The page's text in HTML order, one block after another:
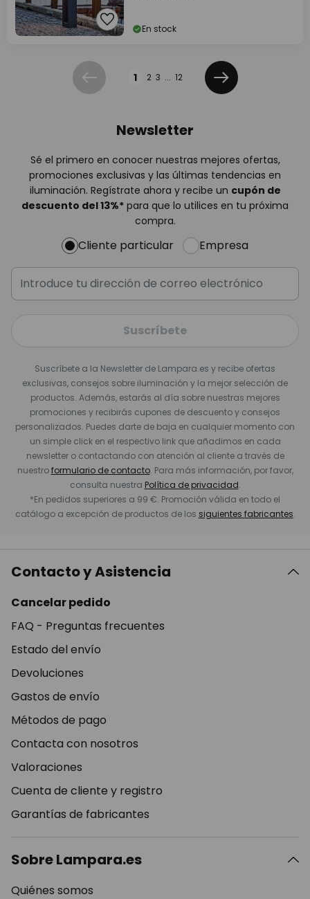
En stock
Anterior 1 2 3 ... 12
Siguiente
Newsletter
Sé el primero en conocer nuestras mejores ofertas,
promociones exclusivas y las últimas tendencias en
iluminación. Regístrate ahora y recibe un cupón de
descuento del13%* para que lo utilices en tu próxima
compra.
Cliente particular Empresa
Suscríbete
Suscríbete a la Newsletter de Lampara.es y recibe ofertas
exclusivas, consejos sobre iluminación y la mejor selección de
productos. Además, estarás al día sobre nuestras mejores
promociones y recibirás cupones de descuento y consejos
personalizados. Puedes darte de baja en cualquier momento con
un simple click en el respectivo link que añadimos en cada
newsletter o contactando con atención al cliente a través de
nuestroformulario de contacto. Para más información, por favor,
consulta nuestra Política de privacidad.
*En pedidos superiores a 99 €. Promoción válida en todo el
catálogo a excepción de productos de los siguientes fabricantes.
Contacto y Asistencia
Cancelar pedido
FAQ - Preguntas frecuentes
Estado del envío
Devoluciones
Gastos de envío
Métodos de pago
Contacta con nosotros
Valoraciones
Cuenta de cliente y registro
Garantías de fabricantes
Sobre Lampara.es
Quiénes somos